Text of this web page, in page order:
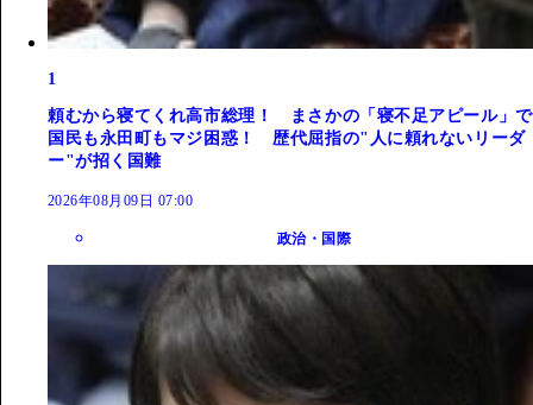
1
頼むから寝てくれ高市総理！ まさかの「寝不足アピール」で
国民も永田町もマジ困惑！ 歴代屈指の"人に頼れないリーダ
ー"が招く国難
2026年08月09日 07:00
政治・国際